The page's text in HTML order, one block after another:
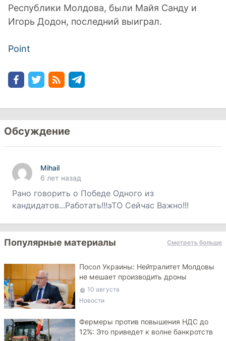
Республики Молдова, были Майя Санду и
Игорь Додон, последний выиграл.
Point
Обсуждение
Mihail
6 лет назад
Рано говорить о Победе Одного из
кандидатов...Работать!!!эТО Сейчас Важно!!!
Популярные материалы Смотреть больше
Посол Украины: Нейтралитет Молдовы
не мешает производить дроны
10 августа
Новости
Фермеры против повышения НДС до
12%: Это приведет к волне банкротств